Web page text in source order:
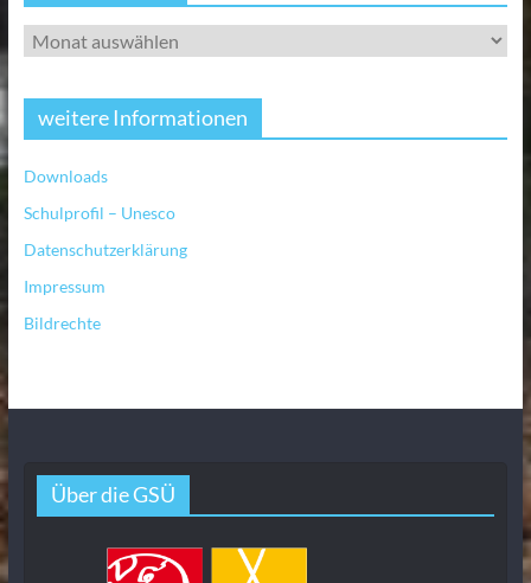
weitere Informationen
Downloads
Schulprofil – Unesco
Datenschutzerklärung
Impressum
Bildrechte
Über die GSÜ